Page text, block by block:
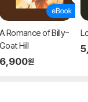
주어진다면 독자는 최
로 작가는 『댈러웨
각 사형을 선고하든,
이라고 확신하면서.”
A Romance of Billy-
Goat Hill
6,900원